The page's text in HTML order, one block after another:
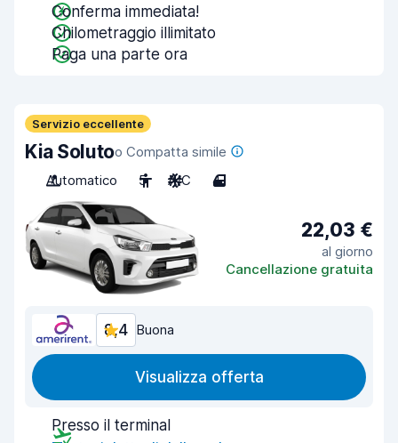
Conferma immediata!
Chilometraggio illimitato
Paga una parte ora
Servizio eccellente
Kia Solutoo Compatta simile
Automatico
5 A/C 4
22,03 €
al giorno
Cancellazione gratuita
8,4 Buona
Visualizza offerta
Presso il terminal